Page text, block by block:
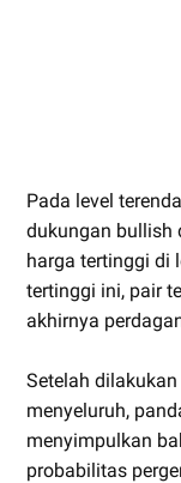
Pada level
dukungan bullish
harga tertinggi di
tertinggi ini, pair
akhirnya
Setelah
menyeluruh,
menyimpulkan
probabilitas